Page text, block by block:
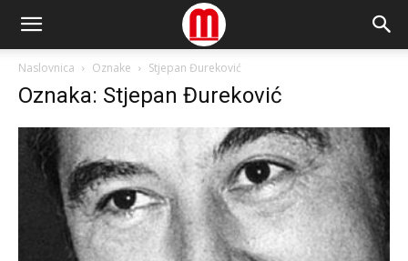
Naslovnica Oznake Stjepan Đureković
Oznaka: Stjepan Đureković